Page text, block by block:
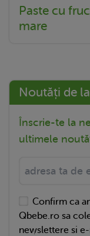
Paste cu
mare
Noutăți de
Înscrie-te la
ultimele
Confirm ca
Qbebe.ro sa
newslettere si